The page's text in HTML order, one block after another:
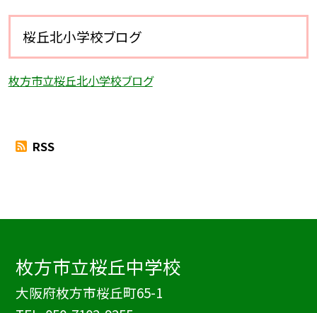
桜丘北小学校ブログ
枚方市立桜丘北小学校ブログ
RSS
枚方市立桜丘中学校
大阪府枚方市桜丘町65-1